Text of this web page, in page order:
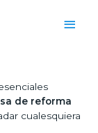
de reforma
cualesquiera